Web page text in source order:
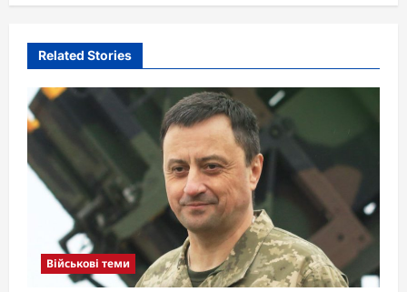
Related Stories
Військові теми